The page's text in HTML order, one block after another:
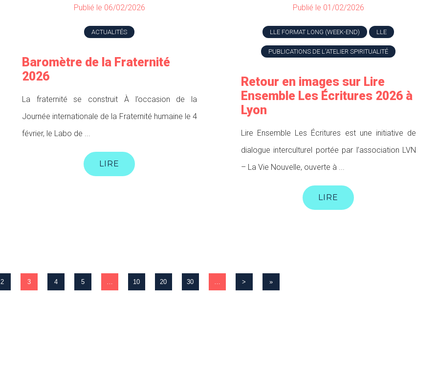
Publié le 06/02/2026
ACTUALITÉS
Baromètre de la Fraternité
2026
La fraternité se construit À l’occasion de la
Journée internationale de la Fraternité humaine le 4
février, le Labo de ...
LIRE
Publié le 01/02/2026
LLE FORMAT LONG (WEEK-END) LLE
PUBLICATIONS DE L'ATELIER SPIRITUALITÉ
Retour en images sur Lire
Ensemble Les Écritures 2026 à
Lyon
Lire Ensemble Les Écritures est une initiative de
dialogue interculturel portée par l’association LVN
– La Vie Nouvelle, ouverte à ...
LIRE
2 3 4 5 … 10 20 30 … > »